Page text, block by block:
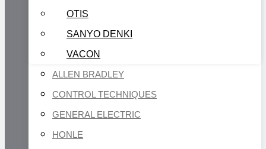
OTIS
SANYO DENKI
VACON
ALLEN BRADLEY
CONTROL TECHNIQUES
GENERAL ELECTRIC
HONLE